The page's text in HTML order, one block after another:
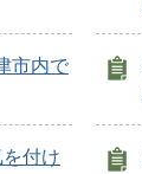
市内で
付け